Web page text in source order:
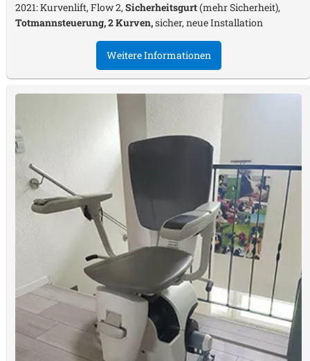
2021: Kurvenlift, Flow 2, Sicherheitsgurt(mehr Sicherheit),
Totmannsteuerung, 2 Kurven,sicher, neue Installation
Weitere Informationen